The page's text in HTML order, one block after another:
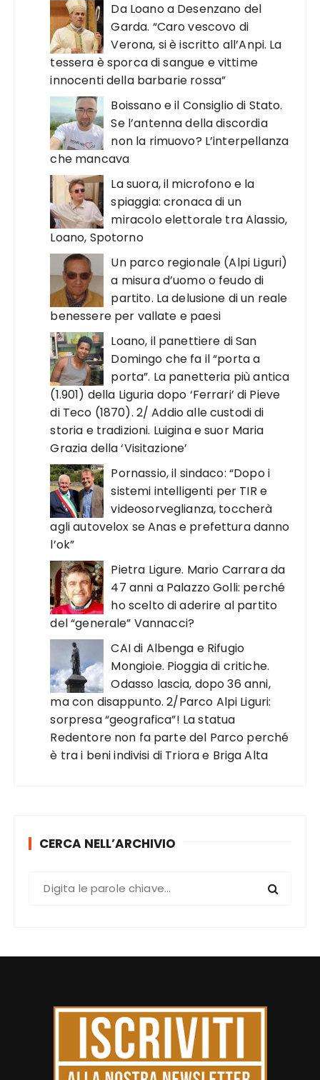
Da Loano a Desenzano del
Garda. “Caro vescovo di
Verona, si è iscritto all’Anpi. La
tessera è sporca di sangue e vittime
innocenti della barbarie rossa”
Boissano e il Consiglio di Stato.
Se l’antenna della discordia
non la rimuovo? L’interpellanza
che mancava
La suora, il microfono e la
spiaggia: cronaca di un
miracolo elettorale tra Alassio,
Loano, Spotorno
Un parco regionale (Alpi Liguri)
a misura d’uomo o feudo di
partito. La delusione di un reale
benessere per vallate e paesi
Loano, il panettiere di San
Domingo che fa il “porta a
porta”. La panetteria più antica
(1.901) della Liguria dopo ‘Ferrari’ di Pieve
di Teco (1870). 2/ Addio alle custodi di
storia e tradizioni. Luigina e suor Maria
Grazia della ‘Visitazione’
Pornassio, il sindaco: “Dopo i
sistemi intelligenti per TIR e
videosorveglianza, toccherà
agli autovelox se Anas e prefettura danno
l’ok”
Pietra Ligure. Mario Carrara da
47 anni a Palazzo Golli: perché
ho scelto di aderire al partito
del “generale” Vannacci?
CAI di Albenga e Rifugio
Mongioie. Pioggia di critiche.
Odasso lascia, dopo 36 anni,
ma con disappunto. 2/Parco Alpi Liguri:
sorpresa “geografica”! La statua
Redentore non fa parte del Parco perché
è tra i beni indivisi di Triora e Briga Alta
CERCA NELL’ARCHIVIO